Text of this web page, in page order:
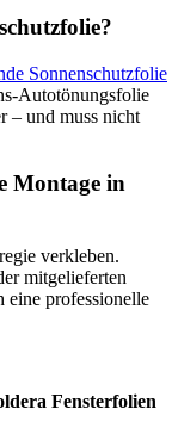
Sonnenschutzfolie
Autotönungsfolie
– und muss nicht
Montage in
verkleben.
mitgelieferten
eine professionelle
Fensterfolien